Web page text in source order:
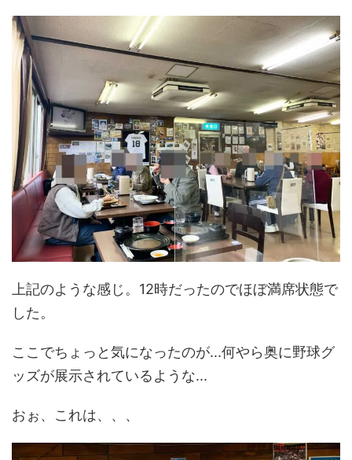
上記のような感じ。12時だったのでほぼ満席状態で
した。
ここでちょっと気になったのが...何やら奥に野球グ
ッズが展示されているような...
おぉ、これは、、、